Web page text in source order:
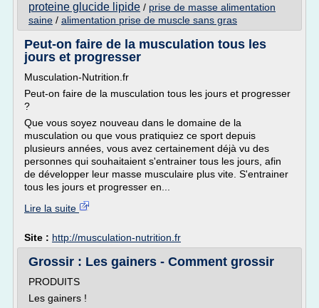
proteine glucide lipide / prise de masse alimentation
saine / alimentation prise de muscle sans gras
Peut-on faire de la musculation tous les
jours et progresser
Musculation-Nutrition.fr
Peut-on faire de la musculation tous les jours et progresser
?
Que vous soyez nouveau dans le domaine de la
musculation ou que vous pratiquiez ce sport depuis
plusieurs années, vous avez certainement déjà vu des
personnes qui souhaitaient s'entrainer tous les jours, afin
de développer leur masse musculaire plus vite. S'entrainer
tous les jours et progresser en...
Lire la suite
Site : http://musculation-nutrition.fr
Grossir : Les gainers - Comment grossir
PRODUITS
Les gainers !